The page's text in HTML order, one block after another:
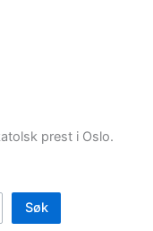
prest i Oslo.
Søk